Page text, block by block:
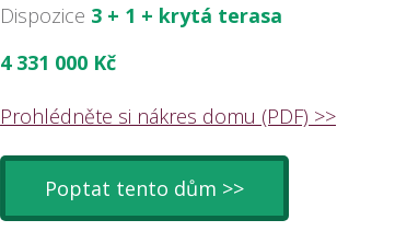
Dispozice 3 + 1 + krytá terasa
4 331 000 Kč
Prohlédněte si nákres domu (PDF) >>
Poptat tento dům >>